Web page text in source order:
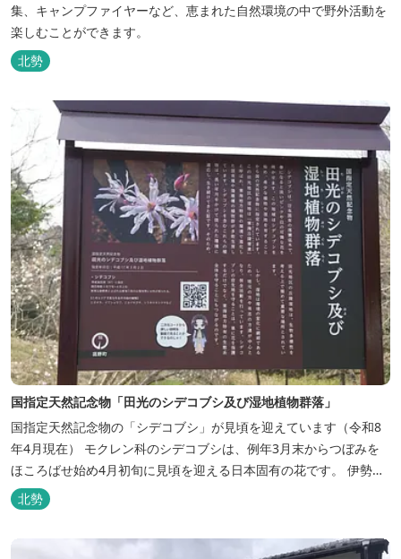
集、キャンプファイヤーなど、恵まれた自然環境の中で野外活動を
楽しむことができます。
北勢
国指定天然記念物「田光のシデコブシ及び湿地植物群落」
国指定天然記念物の「シデコブシ」が見頃を迎えています（令和8
年4月現在） モクレン科のシデコブシは、例年3月末からつぼみを
ほころばせ始め4月初旬に見頃を迎える日本固有の花です。 伊勢湾
周辺の狭い範囲に自生するシデコブシは、三重県内ではいなべ市、
菰野町、四日市市などの北勢地方に見られ これらの自生地は日本に
おけるシデコブシ天然分布の西の端にあたります。 約500万年前に
北勢